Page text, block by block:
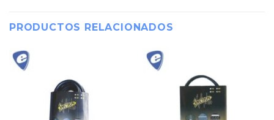
PRODUCTOS RELACIONADOS